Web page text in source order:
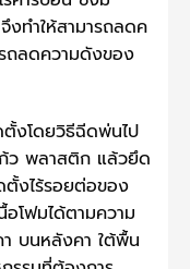
งทำให้สามารถลดค
ถลดความดังของ
งโดยวิธีฉีดพ่นไป
ว พลาสติก แล้วยึด
งไร้รอยต่อของ
โฟมได้ตามความ
บนหลังคา ใต้พื้น